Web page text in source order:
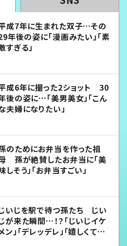
成7年に生まれた双子…その
年後の姿に「漫画みたい」「素
すぎる」
成6年に撮った2ショット 30
後の姿に…「美男美女」「こん
夫婦になりたい」
のためにお弁当を作った祖
孫が絶賛したお弁当に「美
しそう」「お弁当すごい」
いじを駅で待つ孫たち じい
が来た瞬間…！？「じいじイケ
ン」「デレッデレ」「嬉しくて可